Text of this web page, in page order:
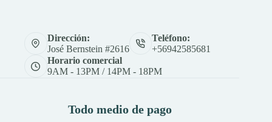
Dirección:
José Bernstein #2616
Teléfono:
+56942585681
Horario comercial
9AM - 13PM / 14PM - 18PM
Todo medio de pago